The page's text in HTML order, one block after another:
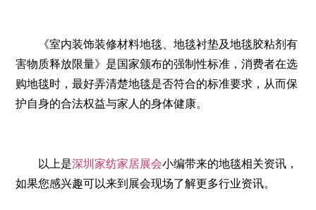
《室内装饰装修材料地毯、地毯衬垫及地毯胶粘剂有
害物质释放限量》是国家颁布的强制性标准，消费者在选
购地毯时，最好弄清楚地毯是否符合的标准要求，从而保
护自身的合法权益与家人的身体健康。
以上是深圳家纺家居展会小编带来的地毯相关资讯，
如果您感兴趣可以来到展会现场了解更多行业资讯。